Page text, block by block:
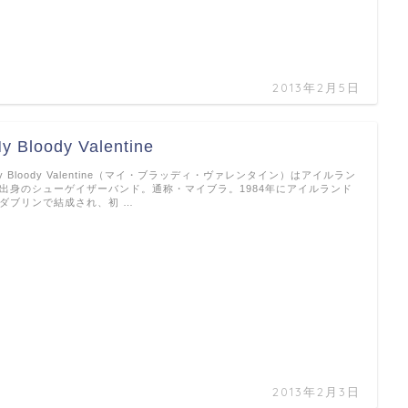
2013年2月5日
Bloody Valentine
2013年2月3日
Bloody Valentine（マイ・ブラッディ・ヴァレンタイン）はアイルラン
身のシューゲイザーバンド。通称・マイブラ。1984年にアイルランド
ブリンで結成され、初 …